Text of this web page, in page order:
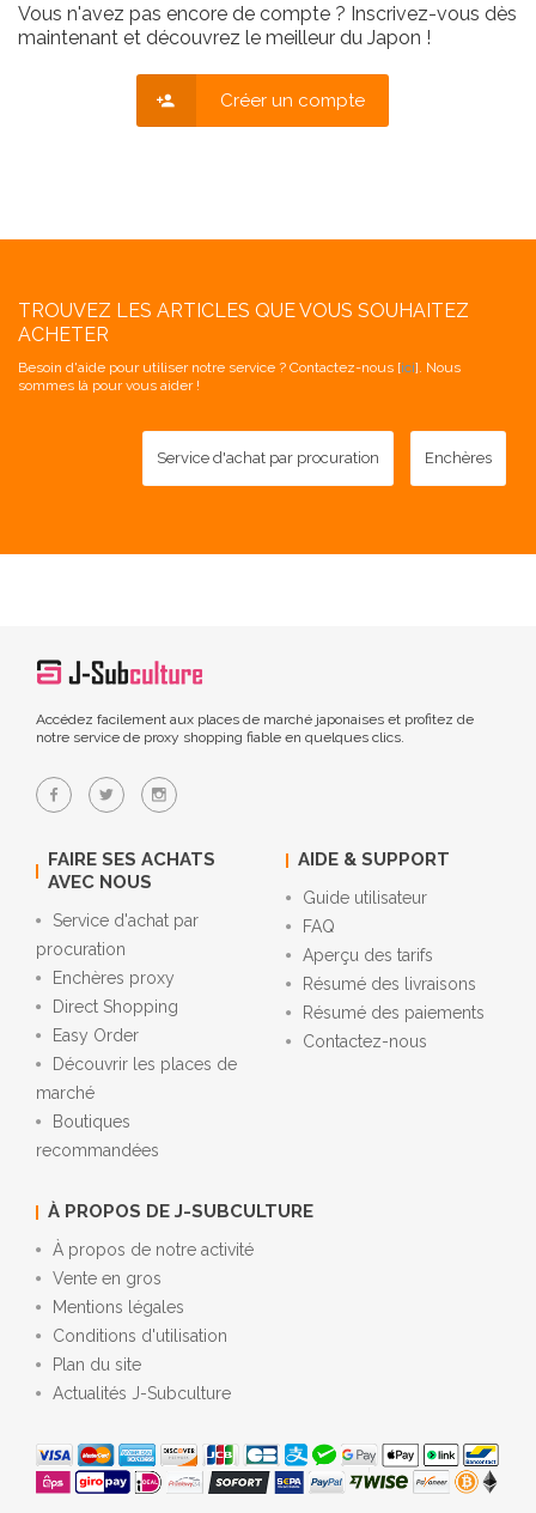
Vous n'avez pas encore de compte ? Inscrivez-vous dès
maintenant et découvrez le meilleur du Japon !
Créer un compte
TROUVEZ LES ARTICLES QUE VOUS SOUHAITEZ
ACHETER
Besoin d'aide pour utiliser notre service ? Contactez-nous [ici]. Nous
sommes là pour vous aider !
Service d'achat par procuration Enchères
Accédez facilement aux places de marché japonaises et profitez de
notre service de proxy shopping fiable en quelques clics.
FAIRE SES ACHATS
AVEC NOUS
Service d'achat par
procuration
Enchères proxy
Direct Shopping
Easy Order
Découvrir les places de
marché
Boutiques
recommandées
AIDE & SUPPORT
Guide utilisateur
FAQ
Aperçu des tarifs
Résumé des livraisons
Résumé des paiements
Contactez-nous
À PROPOS DE J-SUBCULTURE
À propos de notre activité
Vente en gros
Mentions légales
Conditions d'utilisation
Plan du site
Actualités J-Subculture